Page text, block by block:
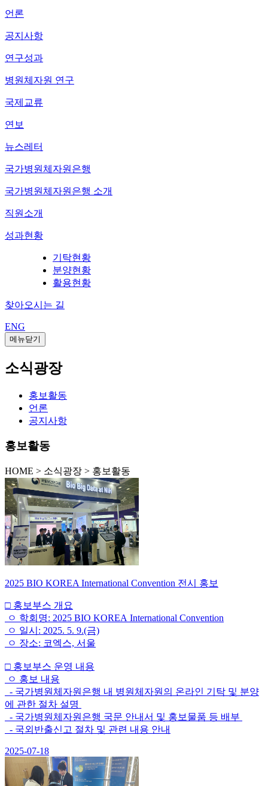
언론
공지사항
연구성과
병원체자원 연구
국제교류
연보
뉴스레터
국가병원체자원은행
국가병원체자원은행 소개
직원소개
성과현황
기탁현황
분양현황
활용현황
찾아오시는 길
ENG
메뉴닫기
소식광장
홍보활동
언론
공지사항
홍보활동
HOME > 소식광장 > 홍보활동
2025 BIO KOREA International Convention 전시 홍보
□ 홍보부스 개요
ㅇ 학회명: 2025 BIO KOREA International Convention
ㅇ 일시: 2025. 5. 9.(금)
ㅇ 장소: 코엑스, 서울
□ 홍보부스 운영 내용
ㅇ 홍보 내용
- 국가병원체자원은행 내 병원체자원의 온라인 기탁 및 분양
에 관한 절차 설명
- 국가병원체자원은행 국문 안내서 및 홍보물품 등 배부
- 국외반출신고 절차 및 관련 내용 안내
2025-07-18